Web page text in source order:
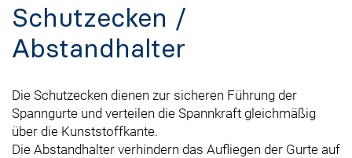
Schutzecken /
Abstandhalter
Die Schutzecken dienen zur sicheren Führung der
Spanngurte und verteilen die Spannkraft gleichmäßig
über die Kunststoffkante.
Die Abstandhalter verhindern das Aufliegen der Gurte auf